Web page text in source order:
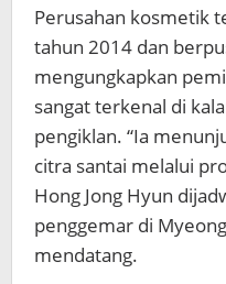
Perusahan kosmetik
tahun 2014 dan
mengungkapkan
sangat terkenal di
pengiklan. “Ia
citra santai melalui
Hong Jong Hyun
penggemar di
mendatang.